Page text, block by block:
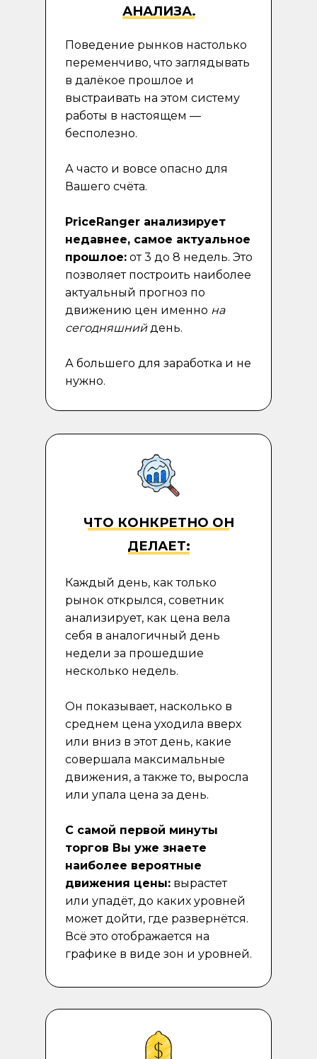
Поведение рынков настолько
переменчиво, что заглядывать
в далёкое прошлое и
выстраивать на этом систему
работы в настоящем —
бесполезно.
А часто и вовсе опасно для
Вашего счёта.
PriceRanger анализирует
недавнее, самое актуальное
прошлое: от 3 до 8 недель. Это
позволяет построить наиболее
актуальный прогноз по
движению цен именно на
сегодняшнийдень.
А большего для заработка и не
нужно.
АНАЛИЗА.
Каждый день, как только
рынок открылся, советник
анализирует, как цена вела
себя в аналогичный день
недели за прошедшие
несколько недель.
Он показывает, насколько в
среднем цена уходила вверх
или вниз в этот день, какие
совершала максимальные
движения, а также то, выросла
или упала цена за день.
С самой первой минуты
торгов Вы уже знаете
наиболее вероятные
движения цены: вырастет
или упадёт, до каких уровней
может дойти, где развернётся.
Всё это отображается на
графике в виде зон и уровней.
ЧТО КОНКРЕТНО ОН
ДЕЛАЕТ: